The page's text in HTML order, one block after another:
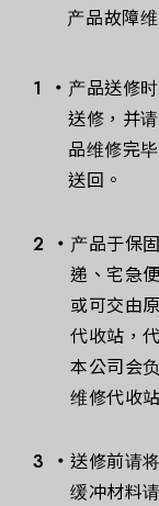
产品故障
产品送修
送修，并
品维修完
送回。
产品于保
递、宅急
或可交由
代收站，
本公司会
维修代收
送修前请
缓冲材料